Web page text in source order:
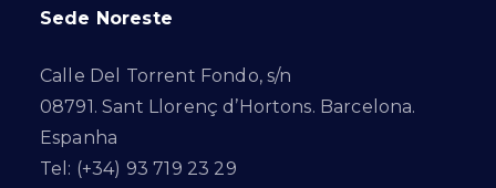
Sede Noreste
Calle Del Torrent Fondo, s/n
08791. Sant Llorenç d’Hortons. Barcelona.
Espanha
Tel: (+34) 93 719 23 29